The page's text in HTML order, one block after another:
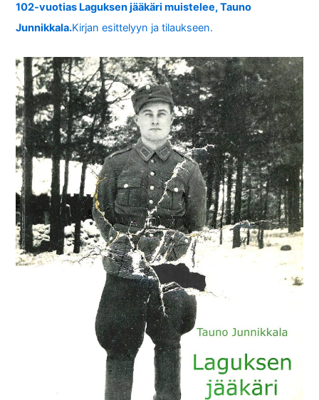
102-vuotias Laguksen jääkäri muistelee, Tauno
Junnikkala.Kirjan esittelyyn ja tilaukseen.